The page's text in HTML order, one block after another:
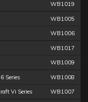
WB1019
WB1005
WB1006
WB1017
WB1009
Series WB1008
Vi Series WB1007